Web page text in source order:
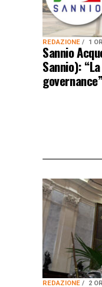
REDAZIONE 1
Sannio
Sannio):
governance”
REDAZIONE 2